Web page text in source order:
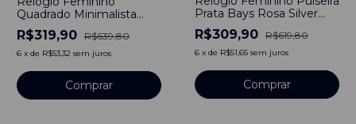
Quadrado Minimalista
Bays Marine Pulseira
Prata Silver 40mm Aço
Inoxidável Bewatch
R$319,90 R$639,80
6 x de R$53,32 sem juros
Comprar
Prata Bays Rosa Silver
40mm Minimalista Aço
Inoxidável
R$309,90 R$619,80
6 x de R$51,65 sem juros
Comprar